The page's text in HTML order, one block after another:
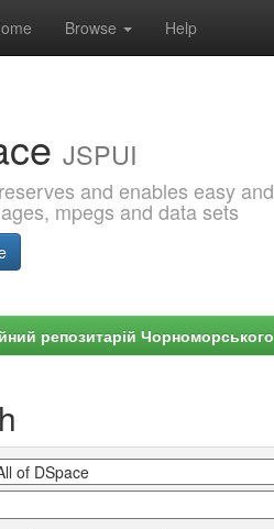
Browse Help
JSPUI
and enables easy
mpegs and data sets
репозитарій